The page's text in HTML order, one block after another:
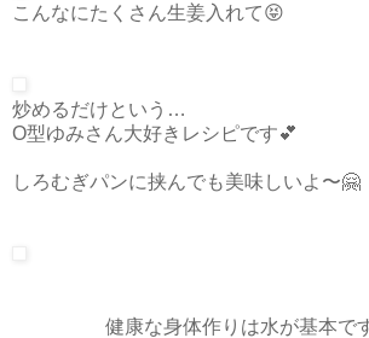
こんなにたくさん生姜入れて😝
炒めるだけという…
O型ゆみさん大好きレシピです💕
しろむぎパンに挟んでも美味しいよ〜🤗
健康な身体作りは水が基本で